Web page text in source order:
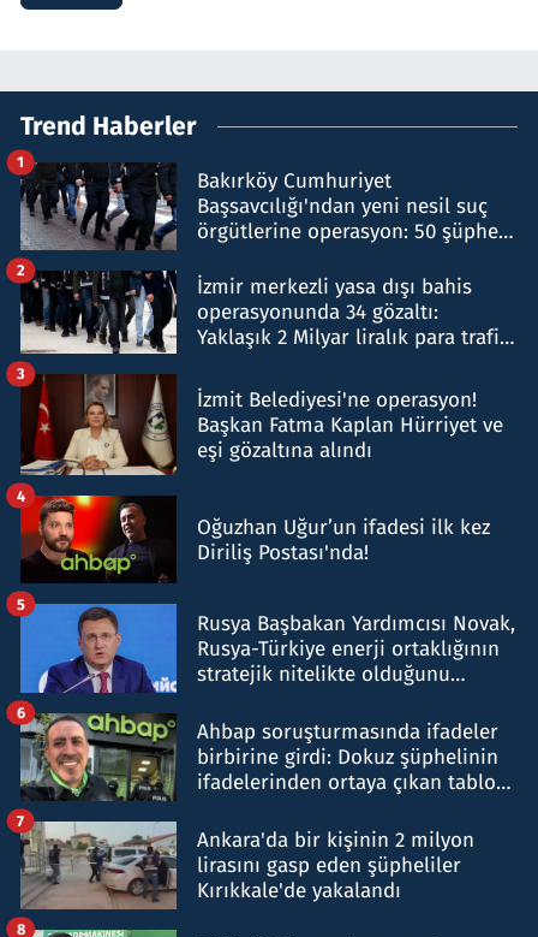
Trend Haberler
Bakırköy Cumhuriyet
Başsavcılığı'ndan yeni nesil suç
örgütlerine operasyon: 50 şüpheli
1
İzmir merkezli yasa dışı bahis
operasyonunda 34 gözaltı:
Yaklaşık 2 Milyar liralık para trafiği
2
İzmit Belediyesi'ne operasyon!
Başkan Fatma Kaplan Hürriyet ve
eşi gözaltına alındı
3
Oğuzhan Uğur’un ifadesi ilk kez
Diriliş Postası'nda!
4
Rusya Başbakan Yardımcısı Novak,
Rusya-Türkiye enerji ortaklığının
stratejik nitelikte olduğunu
5
Ahbap soruşturmasında ifadeler
birbirine girdi: Dokuz şüphelinin
ifadelerinden ortaya çıkan tablo
6
Ankara'da bir kişinin 2 milyon
lirasını gasp eden şüpheliler
Kırıkkale'de yakalandı
7
8